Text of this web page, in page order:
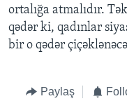
ortalığa atmalıdır.
qədər ki, qadınlar
bir o qədər
Paylaş